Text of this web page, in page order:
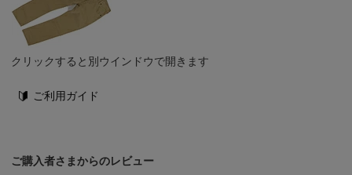
クリックすると別ウインドウで開きます
ご利用ガイド
ご購入者さまからのレビュー